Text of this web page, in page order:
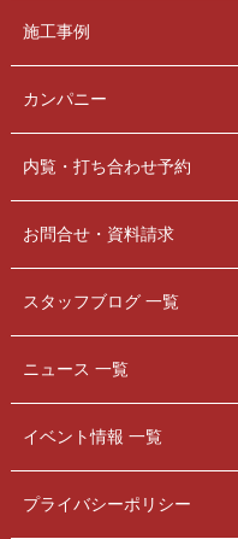
施工事例
カンパニー
内覧・打ち合わせ予約
お問合せ・資料請求
スタッフブログ 一覧
ニュース 一覧
イベント情報 一覧
プライバシーポリシー